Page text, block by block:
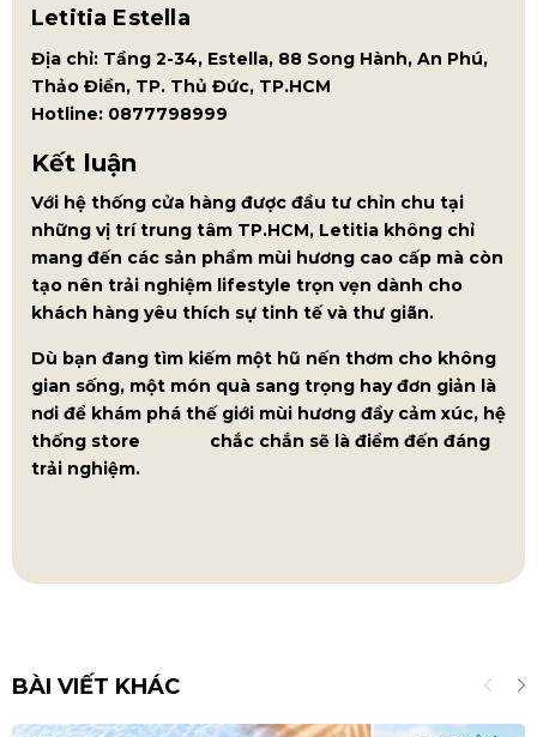
Letitia Estella
Địa chỉ: Tầng 2-34, Estella, 88 Song Hành, An Phú,
Thảo Điền, TP. Thủ Đức, TP.HCM
Hotline: 0877798999
Kết luận
Với hệ thống cửa hàng được đầu tư chỉn chu tại
những vị trí trung tâm TP.HCM, Letitia không chỉ
mang đến các sản phẩm mùi hương cao cấp mà còn
tạo nên trải nghiệm lifestyle trọn vẹn dành cho
khách hàng yêu thích sự tinh tế và thư giãn.
Dù bạn đang tìm kiếm một hũ nến thơm cho không
gian sống, một món quà sang trọng hay đơn giản là
nơi để khám phá thế giới mùi hương đầy cảm xúc, hệ
thống store
chắc chắn sẽ là điểm đến đáng
trải nghiệm.
BÀI VIẾT KHÁC